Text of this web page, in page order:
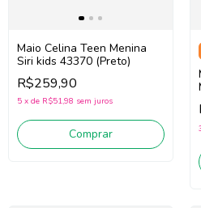
Maio Celina Teen Menina
Siri kids 43370 (Preto)
R$259,90
5 x de R$51,98 sem juros
Comprar